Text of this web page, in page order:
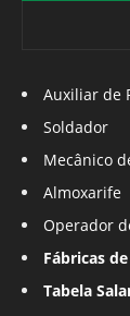
Auxiliar de
Soldador
Mecânico
Almoxarife
Operador
Fábricas
Tabela